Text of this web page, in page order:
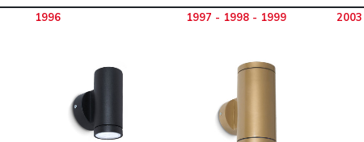
1996 1997 - 1998 - 1999 2003